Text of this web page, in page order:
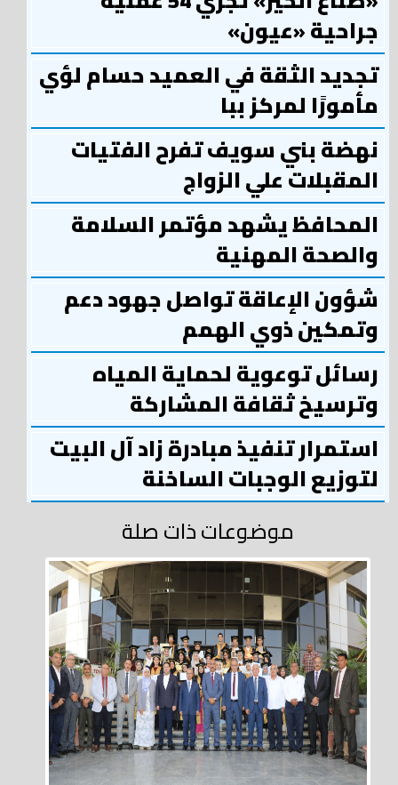
جراحية «عيون»
تجديد الثقة في العميد حسام لؤي
مأمورًا لمركز ببا
نهضة بني سويف تفرح الفتيات
المقبلات علي الزواج
المحافظ يشهد مؤتمر السلامة
والصحة المهنية
شؤون الإعاقة تواصل جهود دعم
وتمكين ذوي الهمم
رسائل توعوية لحماية المياه
وترسيخ ثقافة المشاركة
استمرار تنفيذ مبادرة زاد آل البيت
لتوزيع الوجبات الساخنة
موضوعات ذات صلة